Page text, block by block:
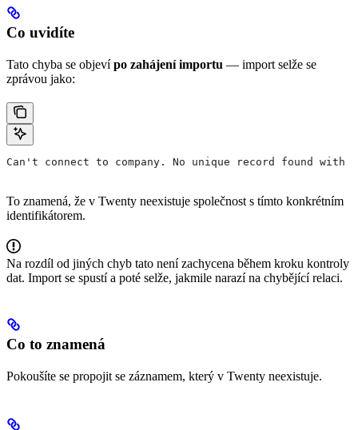
Co uvidíte
Tato chyba se objevípo zahájení importu — import selže se
zprávou jako:
Can't connect to company. No unique record found with
To znamená, že v Twenty neexistuje společnost s tímto konkrétním
identifikátorem.
Na rozdíl od jiných chyb tato není zachycena během kroku kontroly
dat. Import se spustí a poté selže, jakmile narazí na chybějící relaci.
Co to znamená
Pokoušíte se propojit se záznamem, který v Twenty neexistuje.